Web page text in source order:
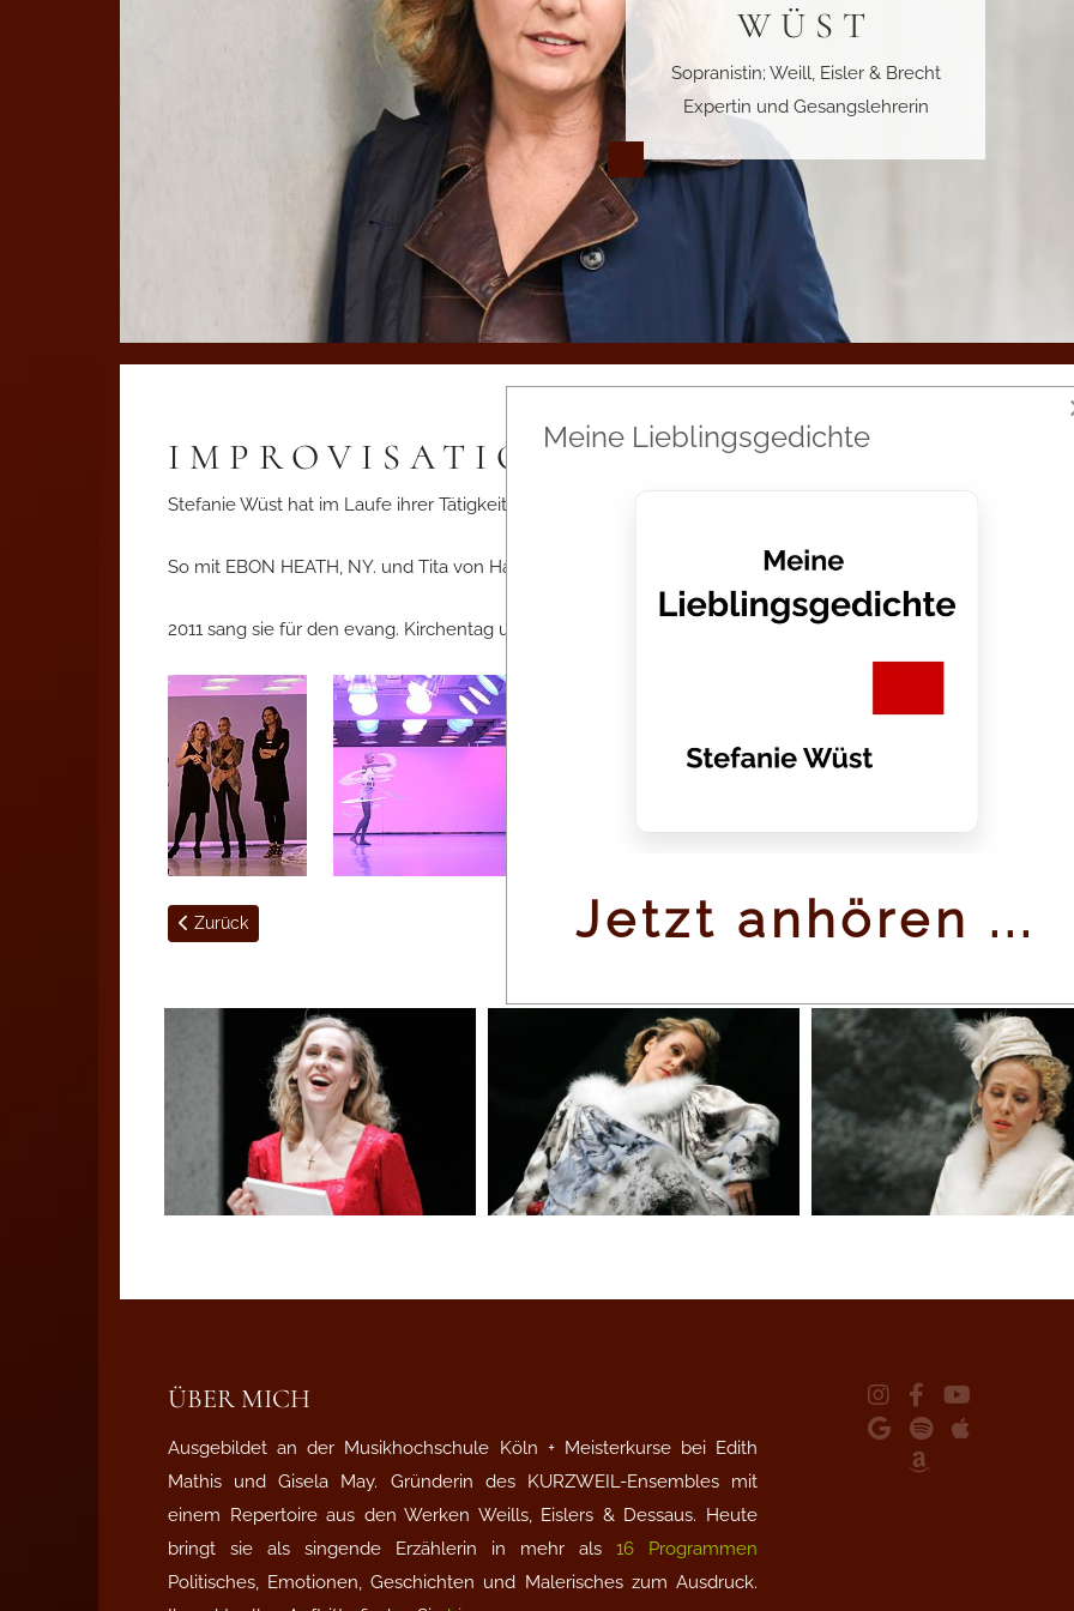
WÜST
Sopranistin; Weill, Eisler & Brecht
Expertin und Gesangslehrerin
WÜST
Weill, Eisler & Brecht Expertin;
Sopranistin und Gesangslehrerin
IMPROVISATIONEN
Stefanie Wüst hat im Laufe ihrer Tätigkeit als Sängerin auch immer wieder mit Bildenden Künstlern
So mit EBON HEATH, NY. und Tita von Hardenberg für die Galerie MADE in Berlin, mit Eunhye Whang 2010 für
2011 sang sie für den evang. Kirchentag unter dem Brandenburger Tor in Berlin. Das Hörbeispiel finden Sie
Vorheriger Beitrag: Videos
Zurück
ÜBER MICH
Ausgebildet an der Musikhochschule Köln + Meisterkurse bei Edith
Mathis und Gisela May. Gründerin des KURZWEIL-Ensembles mit
einem Repertoire aus den Werken Weills, Eislers & Dessaus. Heute
bringt sie als singende Erzählerin in mehr als 16 Programmen
Politisches, Emotionen, Geschichten und Malerisches zum Ausdruck.
Meine Lieblingsgedichte
Jetzt anhören ...